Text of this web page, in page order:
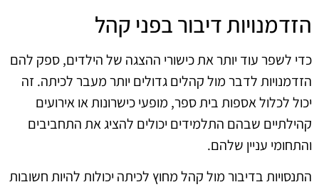
הזדמנויות דיבור בפני קהל
כדי לשפר עוד יותר את כישורי ההצגה של הילדים, ספק להם
הזדמנויות לדבר מול קהלים גדולים יותר מעבר לכיתה. זה
יכול לכלול אספות בית ספר, מופעי כישרונות או אירועים
קהילתיים שבהם התלמידים יכולים להציג את התחביבים
והתחומי עניין שלהם.
התנסויות בדיבור מול קהל מחוץ לכיתה יכולות להיות חשובות